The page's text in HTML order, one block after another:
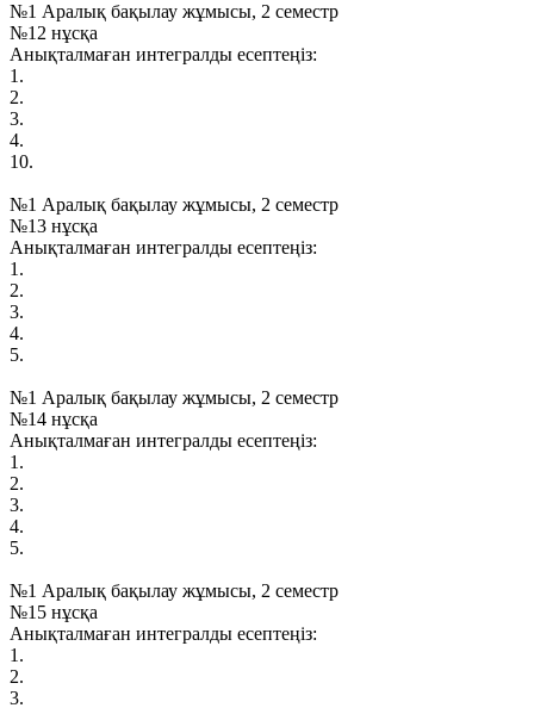
№1 Аралық бақылау жұмысы, 2 семестр
№12 нұсқа
Анықталмаған интегралды есептеңіз:
1.
2.
3.
4.
10.
№1 Аралық бақылау жұмысы, 2 семестр
№13 нұсқа
Анықталмаған интегралды есептеңіз:
1.
2.
3.
4.
5.
№1 Аралық бақылау жұмысы, 2 семестр
№14 нұсқа
Анықталмаған интегралды есептеңіз:
1.
2.
3.
4.
5.
№1 Аралық бақылау жұмысы, 2 семестр
№15 нұсқа
Анықталмаған интегралды есептеңіз:
1.
2.
3.